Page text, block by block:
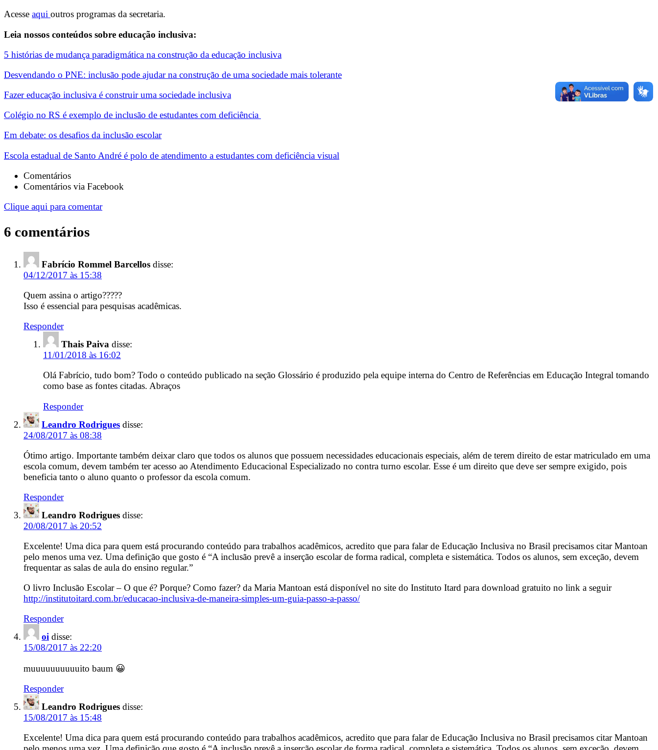
Acesse aqui outros programas da secretaria.
Leia nossos conteúdos sobre educação inclusiva:
5 histórias de mudança paradigmática na construção da educação inclusiva
Desvendando o PNE: inclusão pode ajudar na construção de uma sociedade mais tolerante
Fazer educação inclusiva é construir uma sociedade inclusiva
Colégio no RS é exemplo de inclusão de estudantes com deficiência
Em debate: os desafios da inclusão escolar
Escola estadual de Santo André é polo de atendimento a estudantes com deficiência visual
Comentários
Comentários via Facebook
Clique aqui para comentar
6 comentários
Fabrício Rommel Barcellos disse:
04/12/2017 às 15:38
Quem assina o artigo?????
Isso é essencial para pesquisas acadêmicas.
Responder
Thais Paiva disse:
11/01/2018 às 16:02
Olá Fabrício, tudo bom? Todo o conteúdo publicado na seção Glossário é produzido pela equipe interna do Centro de Referências em Educação Integral tomando
como base as fontes citadas. Abraços
Responder
Leandro Rodrigues disse:
24/08/2017 às 08:38
Ótimo artigo. Importante também deixar claro que todos os alunos que possuem necessidades educacionais especiais, além de terem direito de estar matriculado em uma
escola comum, devem também ter acesso ao Atendimento Educacional Especializado no contra turno escolar. Esse é um direito que deve ser sempre exigido, pois
beneficia tanto o aluno quanto o professor da escola comum.
Responder
Leandro Rodrigues disse:
20/08/2017 às 20:52
Excelente! Uma dica para quem está procurando conteúdo para trabalhos acadêmicos, acredito que para falar de Educação Inclusiva no Brasil precisamos citar Mantoan
pelo menos uma vez. Uma definição que gosto é “A inclusão prevê a inserção escolar de forma radical, completa e sistemática. Todos os alunos, sem exceção, devem
frequentar as salas de aula do ensino regular.”
O livro Inclusão Escolar – O que é? Porque? Como fazer? da Maria Mantoan está disponível no site do Instituto Itard para download gratuito no link a seguir
http://institutoitard.com.br/educacao-inclusiva-de-maneira-simples-um-guia-passo-a-passo/
Responder
oi disse:
15/08/2017 às 22:20
muuuuuuuuuuito baum 😀
Responder
Leandro Rodrigues disse:
15/08/2017 às 15:48
Excelente! Uma dica para quem está procurando conteúdo para trabalhos acadêmicos, acredito que para falar de Educação Inclusiva no Brasil precisamos citar Mantoan